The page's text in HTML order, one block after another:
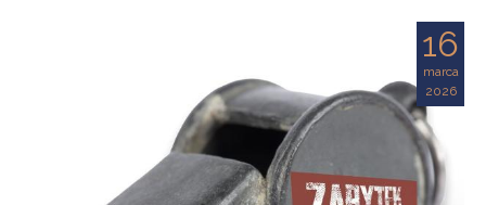
16
marca
2026